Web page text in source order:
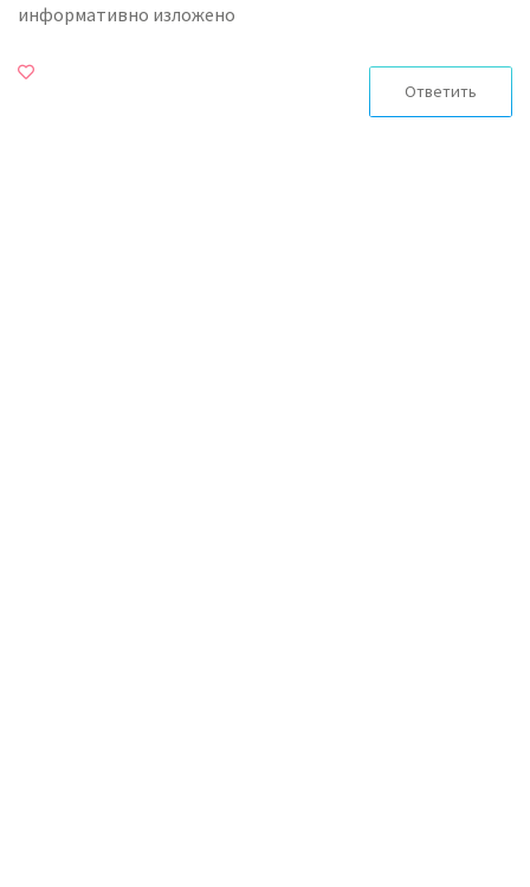
информативно изложено
Ответить